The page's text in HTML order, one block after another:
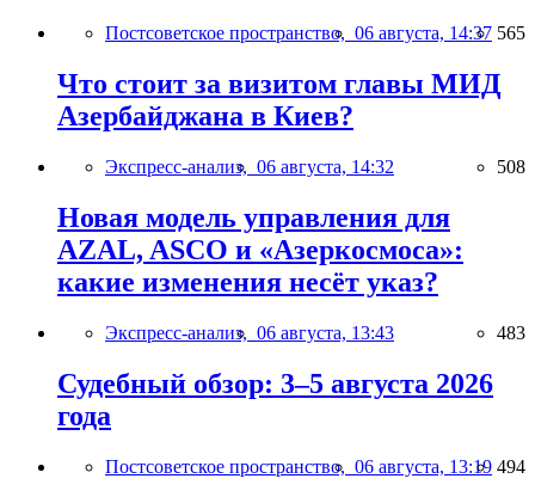
Постсоветское пространство, 06 августа, 14:37 565
Что стоит за визитом главы МИД
Азербайджана в Киев?
Экспресс-анализ, 06 августа, 14:32 508
Новая модель управления для
AZAL, ASCO и «Азеркосмоса»:
какие изменения несёт указ?
Экспресс-анализ, 06 августа, 13:43 483
Судебный обзор: 3–5 августа 2026
года
Постсоветское пространство, 06 августа, 13:19 494